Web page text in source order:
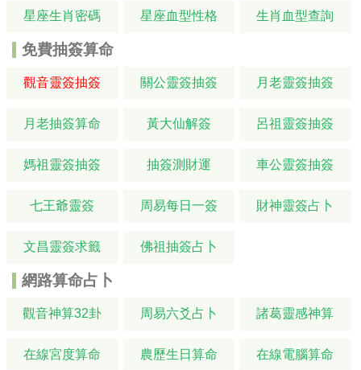
星座生肖密碼 星座血型性格 生肖血型查詢
免費抽簽算命
觀音靈簽抽簽 關公靈簽抽簽 月老靈簽抽簽
月老抽簽算命 黃大仙解簽 呂祖靈簽抽簽
媽祖靈簽抽簽 抽簽測財運 車公靈簽抽簽
七王爺靈簽 周易每日一簽 財神靈簽占卜
文昌靈簽求籤 佛祖抽簽占卜
網路算命占卜
觀音神算32卦 周易六爻占卜 諸葛靈感神算
在線宮度算命 農歷生日算命 在線電腦算命